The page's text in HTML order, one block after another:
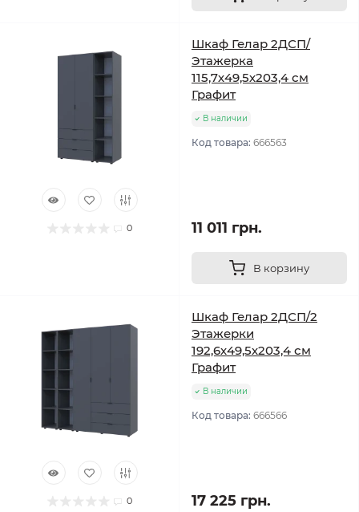
0
Шкаф Гелар 2ДСП/
Этажерка
115,7х49,5х203,4 см
Графит
В наличии
Код товара: 666563
11 011 грн.
В корзину
0
Шкаф Гелар 2ДСП/2
Этажерки
192,6х49,5х203,4 см
Графит
В наличии
Код товара: 666566
17 225 грн.